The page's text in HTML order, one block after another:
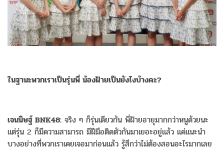
ในฐานะพวกเราเป็นรุ่นพี่ น้องฝ้ายเป็นยังไงบ้างคะ?
เจนนิษฐ์ BNK48: จริง ๆ ก็รุ่นเดียวกัน พี่ฝ้ายอายุมากกว่าหนูด้วยนะ
แต่รุ่น 2 ก็มีความสามารถ มีฝีมือติดตัวกันมาเยอะอยู่แล้ว แค่แนะนำ
บางอย่างที่พวกเราเคยเจอมาก่อนแล้ว รู้สึกว่าไม่ต้องสอนอะไรมากเลย